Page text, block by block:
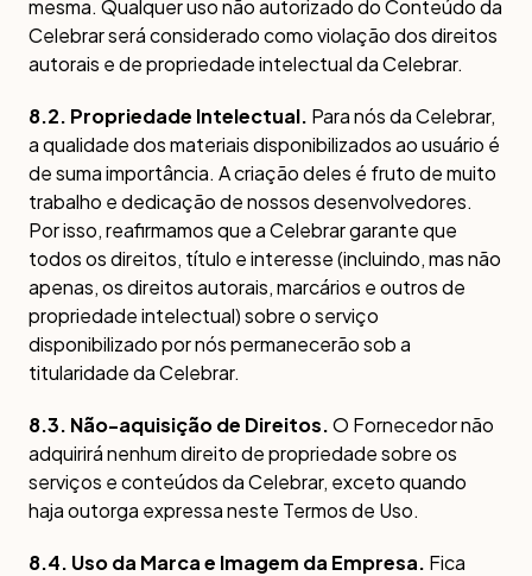
mesma. Qualquer uso não autorizado do Conteúdo da
Celebrar será considerado como violação dos direitos
autorais e de propriedade intelectual da Celebrar.
8.2. Propriedade Intelectual. Para nós da Celebrar,
a qualidade dos materiais disponibilizados ao usuário é
de suma importância. A criação deles é fruto de muito
trabalho e dedicação de nossos desenvolvedores.
Por isso, reafirmamos que a Celebrar garante que
todos os direitos, título e interesse (incluindo, mas não
apenas, os direitos autorais, marcários e outros de
propriedade intelectual) sobre o serviço
disponibilizado por nós permanecerão sob a
titularidade da Celebrar.
8.3. Não-aquisição de Direitos.O Fornecedor não
adquirirá nenhum direito de propriedade sobre os
serviços e conteúdos da Celebrar, exceto quando
haja outorga expressa neste Termos de Uso.
8.4. Uso da Marca e Imagem da Empresa. Fica